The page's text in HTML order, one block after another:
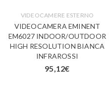
VIDEOCAMERE ESTERNO
VIDEOCAMERA EMINENT
EM6027 INDOOR/OUTDOOR
HIGH RESOLUTION BIANCA
INFRAROSSI
95,12€